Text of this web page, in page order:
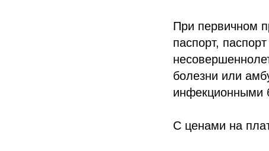
При первичном
паспорт,
болезни или
инфекционными
С ценами на